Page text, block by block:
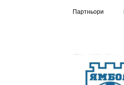
Партньори